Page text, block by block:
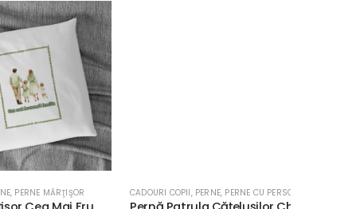
PERNE MĂRŢIŞOR CADOURI COPII,PERNE, PERNE CU PERSONAJE